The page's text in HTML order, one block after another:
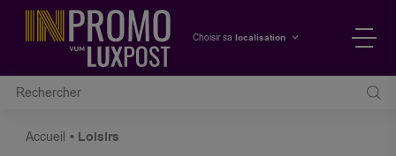
Choisir sa localisation
Accueil Loisirs